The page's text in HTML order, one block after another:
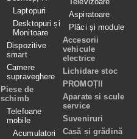
Laptopuri
Desktopuri și
Monitoare
Dispozitive
smart
Camere
supraveghere
Piese de
schimb
Telefoane
mobile
Acumulatori
Aspiratoare
Plăci și module
Accesorii
vehicule
electrice
Lichidare stoc
PROMOȚII
Aparate si scule
service
Suveniruri
Casă și grădină